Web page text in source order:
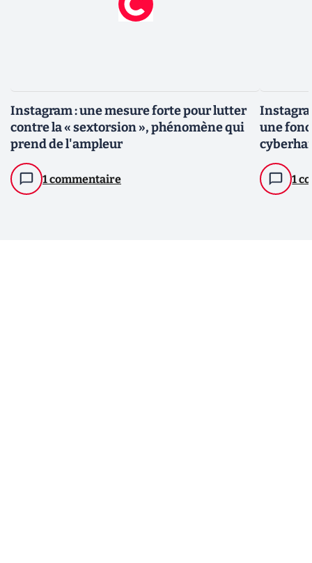
Instagram : une mesure forte pour lutter
contre la « sextorsion », phénomène qui
prend de l'ampleur
1 commentaire
une
l'activer
1